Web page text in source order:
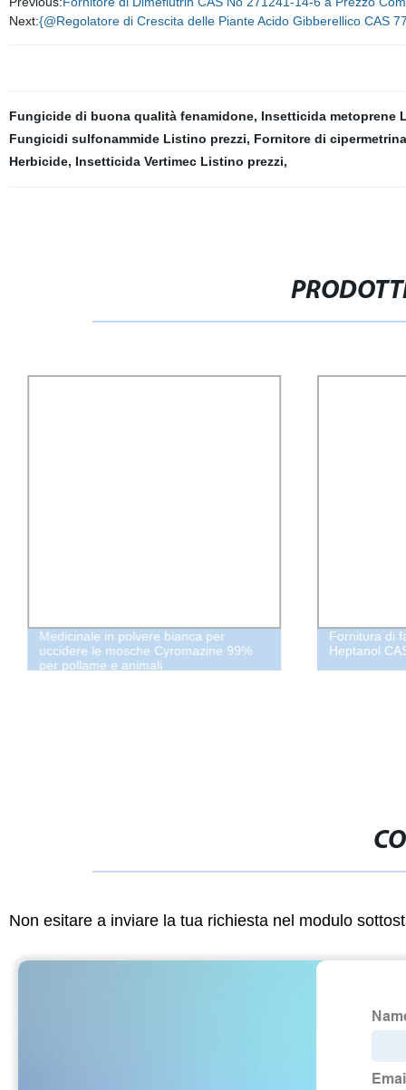
Next:{@Regolatore di Crescita delle Piante Acido Gibberellico CAS
Fungicide di buona qualità fenamidone, Insetticida metoprene
Fungicidi sulfonammide Listino prezzi, Fornitore di
Herbicide, Insetticida Vertimec Listino prezzi,
Medicinale in polvere bianca per
uccidere le mosche Cyromazine 99%
per pollame e animali
Fornitura di
Heptanol
Non esitare a inviare la tua richiesta nel modulo